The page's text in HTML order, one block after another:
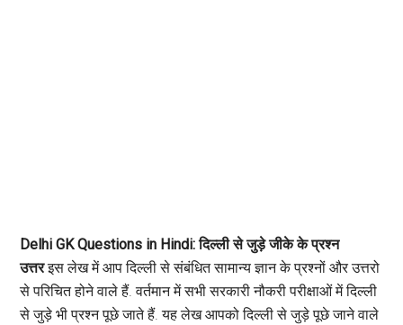
Delhi GKQuestions in Hindi: दिल्ली से जुड़े जीके के प्रश्न
उत्तरइस लेख में आप दिल्ली से संबंधित सामान्य ज्ञान के प्रश्नों और उत्तरो
से परिचित होने वाले हैं. वर्तमान में सभी सरकारी नौकरी परीक्षाओं में दिल्ली
से जुड़े भी प्रश्न पूछे जाते हैं. यह लेख आपको दिल्ली से जुड़े पूछे जाने वाले